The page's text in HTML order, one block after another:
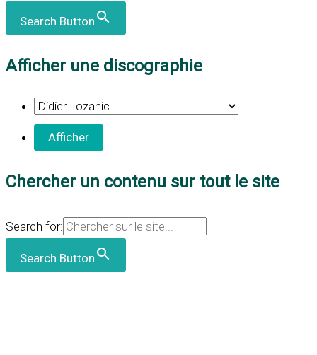
Search Button
Afficher une discographie
Chercher un contenu sur tout le site
Search for:
Search Button